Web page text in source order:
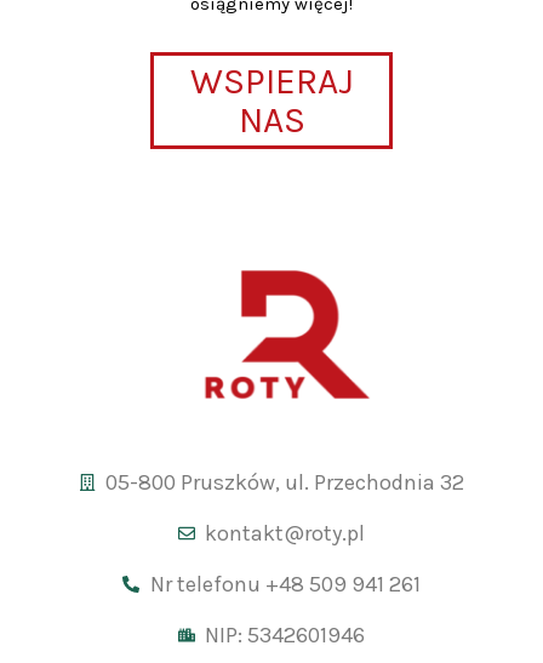
WSPIERAJ
NAS
05-800 Pruszków, ul. Przechodnia 32
kontakt@roty.pl
Nr telefonu +48 509 941 261
NIP: 5342601946